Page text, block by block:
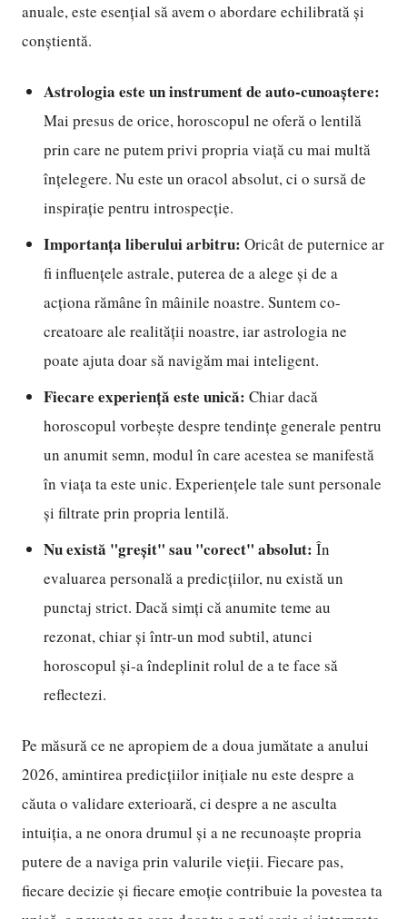
anuale, este esențial să avem o abordare echilibrată și
conștientă.
Astrologia este un instrument de auto-cunoaștere:
Mai presus de orice, horoscopul ne oferă o lentilă
prin care ne putem privi propria viață cu mai multă
înțelegere. Nu este un oracol absolut, ci o sursă de
inspirație pentru introspecție.
Importanța liberului arbitru: Oricât de puternice ar
fi influențele astrale, puterea de a alege și de a
acționa rămâne în mâinile noastre. Suntem co-
creatoare ale realității noastre, iar astrologia ne
poate ajuta doar să navigăm mai inteligent.
Fiecare experiență este unică: Chiar dacă
horoscopul vorbește despre tendințe generale pentru
un anumit semn, modul în care acestea se manifestă
în viața ta este unic. Experiențele tale sunt personale
și filtrate prin propria lentilă.
Nu există "greșit" sau "corect" absolut: În
evaluarea personală a predicțiilor, nu există un
punctaj strict. Dacă simți că anumite teme au
rezonat, chiar și într-un mod subtil, atunci
horoscopul și-a îndeplinit rolul de a te face să
reflectezi.
Pe măsură ce ne apropiem de a doua jumătate a anului
2026, amintirea predicțiilor inițiale nu este despre a
căuta o validare exterioară, ci despre a ne asculta
intuiția, a ne onora drumul și a ne recunoaște propria
putere de a naviga prin valurile vieții. Fiecare pas,
fiecare decizie și fiecare emoție contribuie la povestea ta